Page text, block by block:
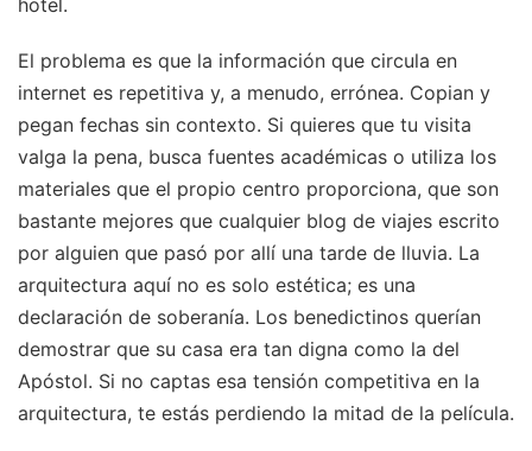
El problema es que la información que circula en
internet es repetitiva y, a menudo, errónea. Copian y
pegan fechas sin contexto. Si quieres que tu visita
valga la pena, busca fuentes académicas o utiliza los
materiales que el propio centro proporciona, que son
bastante mejores que cualquier blog de viajes escrito
por alguien que pasó por allí una tarde de lluvia. La
arquitectura aquí no es solo estética; es una
declaración de soberanía. Los benedictinos querían
demostrar que su casa era tan digna como la del
Apóstol. Si no captas esa tensión competitiva en la
arquitectura, te estás perdiendo la mitad de la película.